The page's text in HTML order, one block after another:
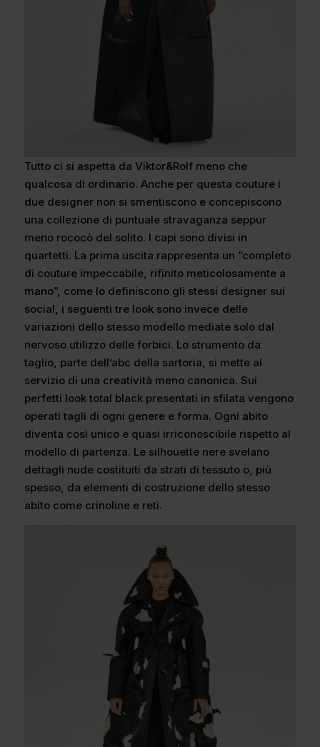
Tutto ci si aspetta da Viktor&Rolf meno che
qualcosa di ordinario. Anche per questa couture i
due designer non si smentiscono e concepiscono
una collezione di puntuale stravaganza seppur
meno rococò del solito. I capi sono divisi in
quartetti. La prima uscita rappresenta un “completo
di couture impeccabile, rifinito meticolosamente a
mano”, come lo definiscono gli stessi designer sui
social, i seguenti tre look sono invece delle
variazioni dello stesso modello mediate solo dal
nervoso utilizzo delle forbici. Lo strumento da
taglio, parte dell’abc della sartoria, si mette al
servizio di una creatività meno canonica. Sui
perfetti look total black presentati in sfilata vengono
operati tagli di ogni genere e forma. Ogni abito
diventa così unico e quasi irriconoscibile rispetto al
modello di partenza. Le silhouette nere svelano
dettagli nude costituiti da strati di tessuto o, più
spesso, da elementi di costruzione dello stesso
abito come crinoline e reti.